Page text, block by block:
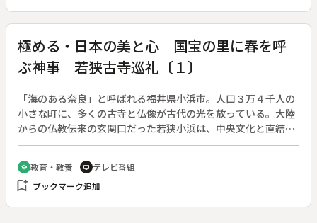
川等伯筆）〔東京国立博物館〕、風神雷神図（俵屋宗達筆）
〔建仁寺〕◆【重要文化財】仏涅槃図（長谷川等伯筆）〔身延
山久遠寺〕
極める・日本の美と心 国宝の里に春を呼
ぶ神事 若狭古寺巡礼〔１〕
「海のある奈良」と呼ばれる福井県小浜市。人口３万４千人の
小さな町に、多くの古寺と仏像が古代の光を放っている。大陸
からの仏教伝来の玄関口だった若狭小浜は、中央文化と直結し
た文化が根付いていた。◆東大寺二月堂のお水取りの源流とな
る若狭神宮寺の送水神事をはじめ、山あいにひっそりたたずむ
名刹とそこに残された多くの仏像。それらを通して、中央動乱
の避難地という場所柄から独特の風土を築いてきた若狭路の風
school 教育・教養 tv テレビ番組
bookmark_add ブックマーク追加